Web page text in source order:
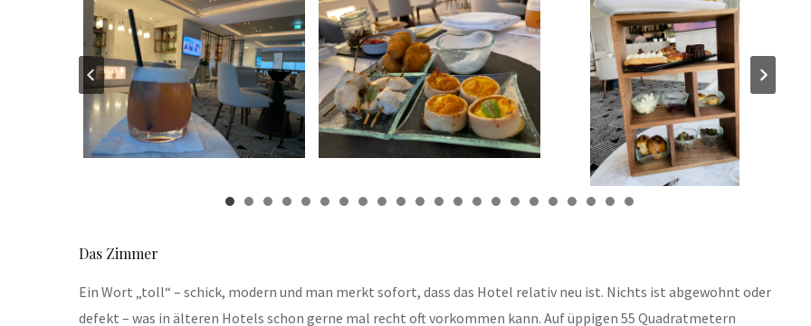
Das Zimmer
Ein Wort „toll“ – schick, modern und man merkt sofort, dass das Hotel relativ neu ist. Nichts ist abgewohnt oder
defekt – was in älteren Hotels schon gerne mal recht oft vorkommen kann. Auf üppigen 55 Quadratmetern